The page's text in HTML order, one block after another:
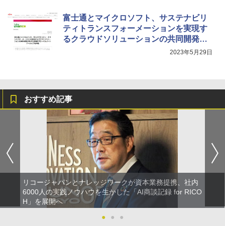
富士通とマイクロソフト、サステナビリ
ティトランスフォーメーションを実現す
るクラウドソリューションの共同開発に
2023年5月29日
おすすめ記事
リコージャパンとナレッジワークが資本業務提携、社内
6000人の実践ノウハウを生かした「AI商談記録 for RICO
H」を展開へ
●
● ●